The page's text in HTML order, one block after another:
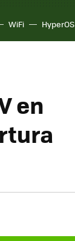
WiFi HyperOS
en